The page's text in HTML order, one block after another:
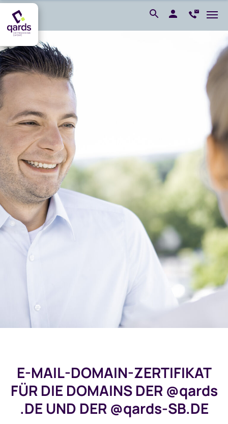
E-MAIL-DOMAIN-ZERTIFIKAT
FÜR DIE DOMAINS DER @qards
.DE UND DER @qards-SB.DE